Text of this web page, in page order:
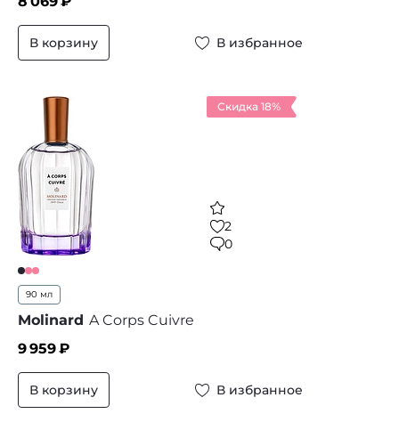
В корзину В избранное
Скидка 18%
2
0
90 мл
Molinard A Corps Cuivre
9 959₽
В корзину В избранное